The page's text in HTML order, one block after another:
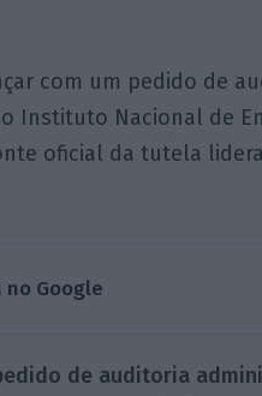
com um pedido de
Instituto Nacional de
oficial da tutela
no Google
de auditoria